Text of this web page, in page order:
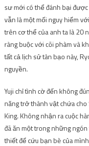
sư mới có thể đánh bại
vẫn là một mối nguy hiểm
trên cơ thể của anh ta là 20
ràng buộc với cõi phàm và
tất cả lịch sử tàn bạo này,
nguyền.
Yuji chỉ tình cờ đến không
năng trở thành vật chứa cho
King. Không nhận ra cuộc
đã ăn một trong những
thiết để cứu bạn bè của